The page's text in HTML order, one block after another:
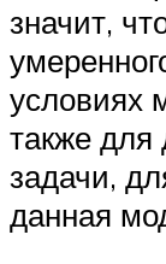
значит,
условиях
также
задачи,
данная